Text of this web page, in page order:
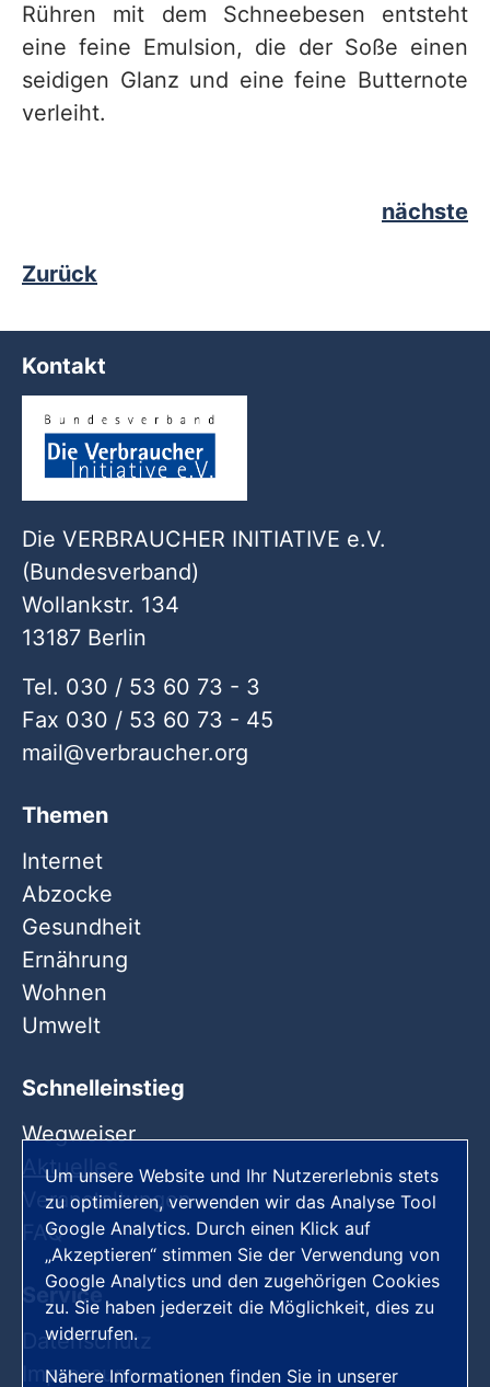
Rühren mit dem Schneebesen entsteht
eine feine Emulsion, die der Soße einen
seidigen Glanz und eine feine Butternote
verleiht.
nächste
Zurück
Kontakt
Die VERBRAUCHER INITIATIVE e.V.
(Bundesverband)
Wollankstr. 134
13187 Berlin
Tel. 030 / 53 60 73 - 3
Fax 030 / 53 60 73 - 45
mail
verbraucher org
Themen
Internet
Abzocke
Gesundheit
Ernährung
Wohnen
Umwelt
Schnelleinstieg
Wegweiser
Aktuelles
Veranstaltungen
FAQ
Service
Datenschutz
Impressum
Um unsere Website und Ihr Nutzererlebnis stets
zu optimieren, verwenden wir das Analyse Tool
Google Analytics. Durch einen Klick auf
„Akzeptieren“ stimmen Sie der Verwendung von
Google Analytics und den zugehörigen Cookies
zu. Sie haben jederzeit die Möglichkeit, dies zu
widerrufen.
Nähere Informationen finden Sie in unserer